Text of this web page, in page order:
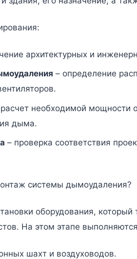
архитектурных и
– определение
необходимой мощности
дыма.
– проверка соответствия
системы дымоудаления?
оборудования, который
На этом этапе
шахт и воздуховодов.